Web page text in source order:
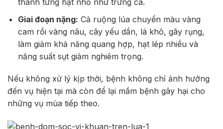
thành từng hạt nhỏ như trứng cá.
Giai đoạn nặng: Cả ruộng lúa chuyển màu vàng
cam rồi vàng nâu, cây yếu dần, lá khô, gãy rụng,
làm giảm khả năng quang hợp, hạt lép nhiều và
năng suất sụt giảm nghiêm trọng.
Nếu không xử lý kịp thời, bệnh không chỉ ảnh hưởng
đến vụ hiện tại mà còn để lại mầm bệnh gây hại cho
những vụ mùa tiếp theo.